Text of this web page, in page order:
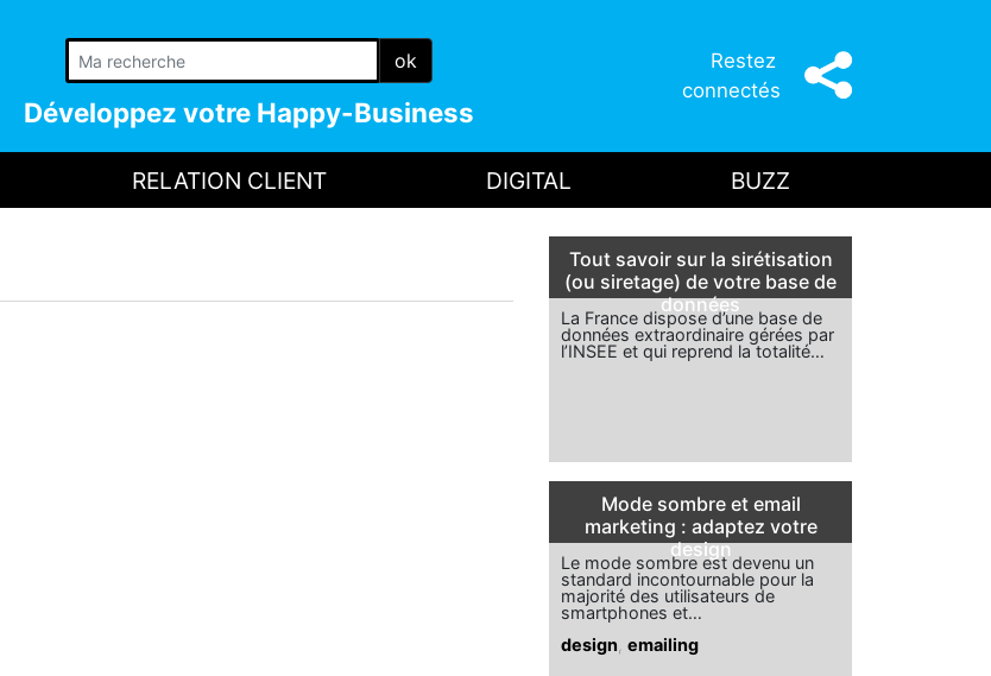
ok
Développez votre Happy-Business
Restez
connectés
RELATION CLIENT DIGITAL BUZZ
Tout savoir sur la sirétisation
(ou siretage) de votre base de
données
La France dispose d’une base de
données extraordinaire gérées par
l’INSEE et qui reprend la totalité…
Mode sombre et email
marketing : adaptez votre
design
Le mode sombre est devenu un
standard incontournable pour la
majorité des utilisateurs de
smartphones et…
design emailing